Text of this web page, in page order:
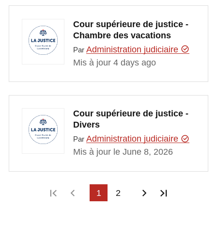
Cour supérieure de justice -
Chambre des vacations
Par Administration judiciaire
Mis à jour 4 days ago
Cour supérieure de justice -
Divers
Par Administration judiciaire
Mis à jour le June 8, 2026
Première page
Page précédente
1 2 Page suivante